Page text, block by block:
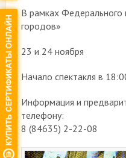
В рамках
городов»
23 и 24 ноября
Начало спектакля в
Информация и
телефону:
8 (84635) 2-22-08